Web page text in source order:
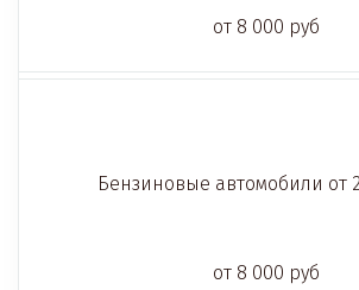
от 8 000 руб
Бензиновые автомобили от
от 8 000 руб